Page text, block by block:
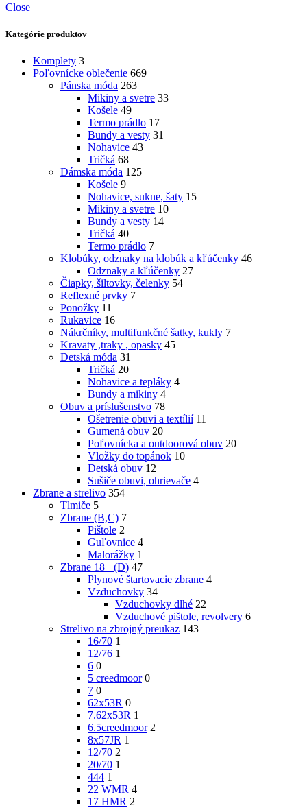
Close
Kategórie produktov
Komplety 3
Poľovnícke oblečenie 669
Pánska móda 263
Mikiny a svetre 33
Košele 49
Termo prádlo 17
Bundy a vesty 31
Nohavice 43
Tričká 68
Dámska móda 125
Košele 9
Nohavice, sukne, šaty 15
Mikiny a svetre 10
Bundy a vesty 14
Tričká 40
Termo prádlo 7
Klobúky, odznaky na klobúk a kľúčenky 46
Odznaky a kľúčenky 27
Čiapky, šiltovky, čelenky 54
Reflexné prvky 7
Ponožky 11
Rukavice 16
Nákrčníky, multifunkčné šatky, kukly 7
Kravaty ,traky , opasky 45
Detská móda 31
Tričká 20
Nohavice a tepláky 4
Bundy a mikiny 4
Obuv a príslušenstvo 78
Ošetrenie obuvi a textílií 11
Gumená obuv 20
Poľovnícka a outdoorová obuv 20
Vložky do topánok 10
Detská obuv 12
Sušiče obuvi, ohrievače 4
Zbrane a strelivo 354
Tlmiče 5
Zbrane (B,C) 7
Pištole 2
Guľovnice 4
Malorážky 1
Zbrane 18+ (D) 47
Plynové štartovacie zbrane 4
Vzduchovky 34
Vzduchovky dlhé 22
Vzduchové pištole, revolvery 6
Strelivo na zbrojný preukaz 143
16/70 1
12/76 1
6 0
5 creedmoor 0
7 0
62x53R 0
7.62x53R 1
6.5creedmoor 2
8x57JR 1
12/70 2
20/70 1
444 1
22 WMR 4
17 HMR 2